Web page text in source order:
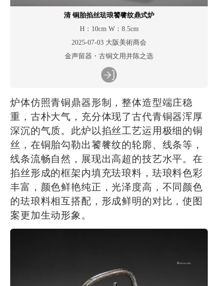
清 铜胎掐丝珐琅饕餮纹鼎式炉
H：10cm W：8.5cm
2025-07-03 大阪美術商会
金声留器・古铜文用并陈之选
炉体仿照青铜鼎器形制，整体造型端庄稳
重，古朴大气，充分体现了古代青铜器浑厚
深沉的气质。此炉以掐丝工艺运用极细的铜
丝，在铜胎勾勒出饕餮纹的轮廓、线条等，
线条流畅自然，展现出高超的技艺水平。在
掐丝形成的框架内填充珐琅料，珐琅料色彩
丰富，颜色鲜艳纯正，光泽度高，不同颜色
的珐琅料相互搭配，形成鲜明的对比，使图
案更加生动形象。